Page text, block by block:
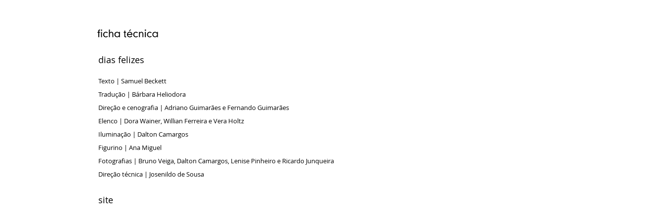
dias felizes
Texto | Samuel Beckett
Tradução | Bárbara Heliodora
Direção e cenografia | Adriano Guimarães e Fernando Guimarães
Elenco | Dora Wainer, Willian Ferreira e Vera Holtz
Iluminação | Dalton Camargos
Figurino | Ana Miguel
Fotografias | Bruno Veiga, Dalton Camargos, Lenise Pinheiro e Ricardo Junqueira
Direção técnica | Josenildo de Sousa
site